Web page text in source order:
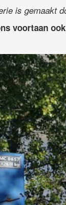
is gemaakt
voortaan